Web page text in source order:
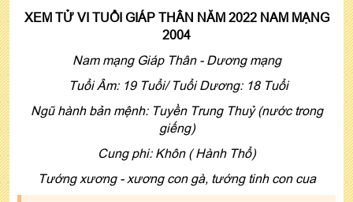
XEM TỬ VI TUỔI GIÁP THÂN NĂM 2022 NAM MẠNG
2004
Nam mạng Giáp Thân - Dương mạng
Tuổi Âm: 19 Tuổi/ Tuổi Dương: 18 Tuổi
Ngũ hành bản mệnh: Tuyền Trung Thuỷ (nước trong
giếng)
Cung phi: Khôn ( Hành Thổ)
Tướng xương - xương con gà, tướng tinh con cua